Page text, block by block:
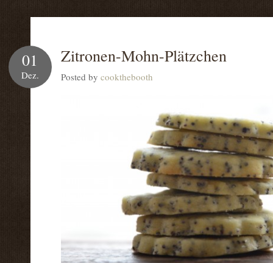
Zitronen-Mohn-Plätzchen
Posted by cookthebooth
01
Dez.